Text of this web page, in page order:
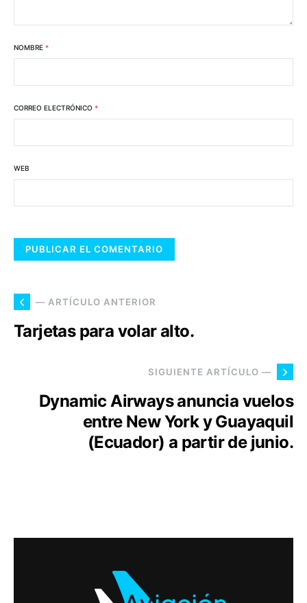
NOMBRE *
CORREO ELECTRÓNICO *
WEB
— ARTÍCULO ANTERIOR
Tarjetas para volar alto.
SIGUIENTE ARTÍCULO —
Dynamic Airways anuncia vuelos
entre New York y Guayaquil
(Ecuador) a partir de junio.